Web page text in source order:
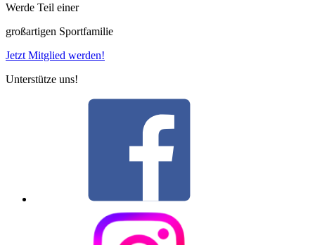
Werde Teil einer
großartigen Sportfamilie
Jetzt Mitglied werden!
Unterstütze uns!